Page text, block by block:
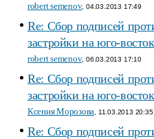
robert semenov, 04.03.2013 17:49
Re: Сбор подписей
застройки на юго-
robert semenov, 06.03.2013 17:10
Re: Сбор подписей
застройки на юго-
Ксения Морозова , 11.03.2013 20:35
Re: Сбор подписей